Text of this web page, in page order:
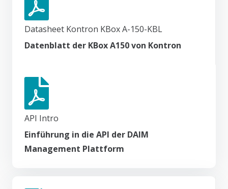
Datasheet Kontron KBox A-150-KBL
Datenblatt der KBox A150 von Kontron
API Intro
Einführung in die API der DAIM
Management Plattform